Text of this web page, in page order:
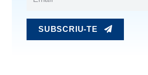
SUBSCRIU-TE